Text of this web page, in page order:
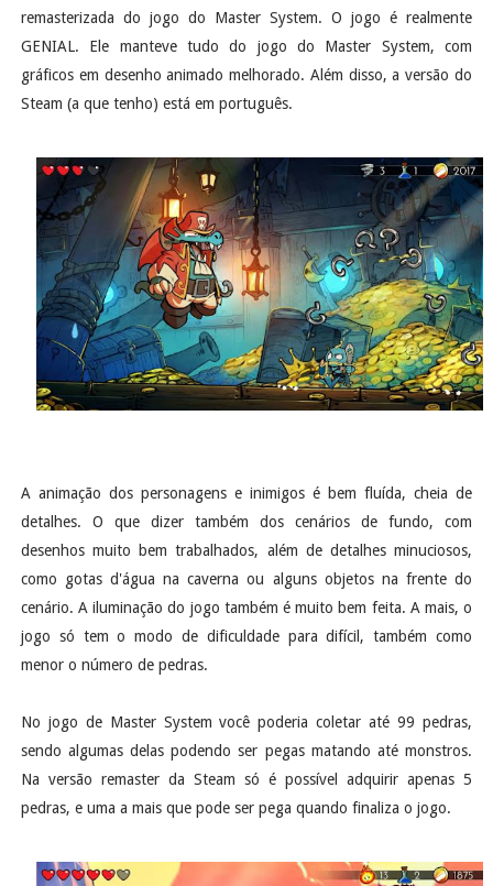
remasterizada do jogo do Master System. O jogo é realmente
GENIAL. Ele manteve tudo do jogo do Master System, com
gráficos em desenho animado melhorado. Além disso, a versão do
Steam (a que tenho) está em português.
A animação dos personagens e inimigos é bem fluída, cheia de
detalhes. O que dizer também dos cenários de fundo, com
desenhos muito bem trabalhados, além de detalhes minuciosos,
como gotas d'água na caverna ou alguns objetos na frente do
cenário. A iluminação do jogo também é muito bem feita. A mais, o
jogo só tem o modo de dificuldade para difícil, também como
menor o número de pedras.
No jogo de Master System você poderia coletar até 99 pedras,
sendo algumas delas podendo ser pegas matando até monstros.
Na versão remaster da Steam só é possível adquirir apenas 5
pedras, e uma a mais que pode ser pega quando finaliza o jogo.